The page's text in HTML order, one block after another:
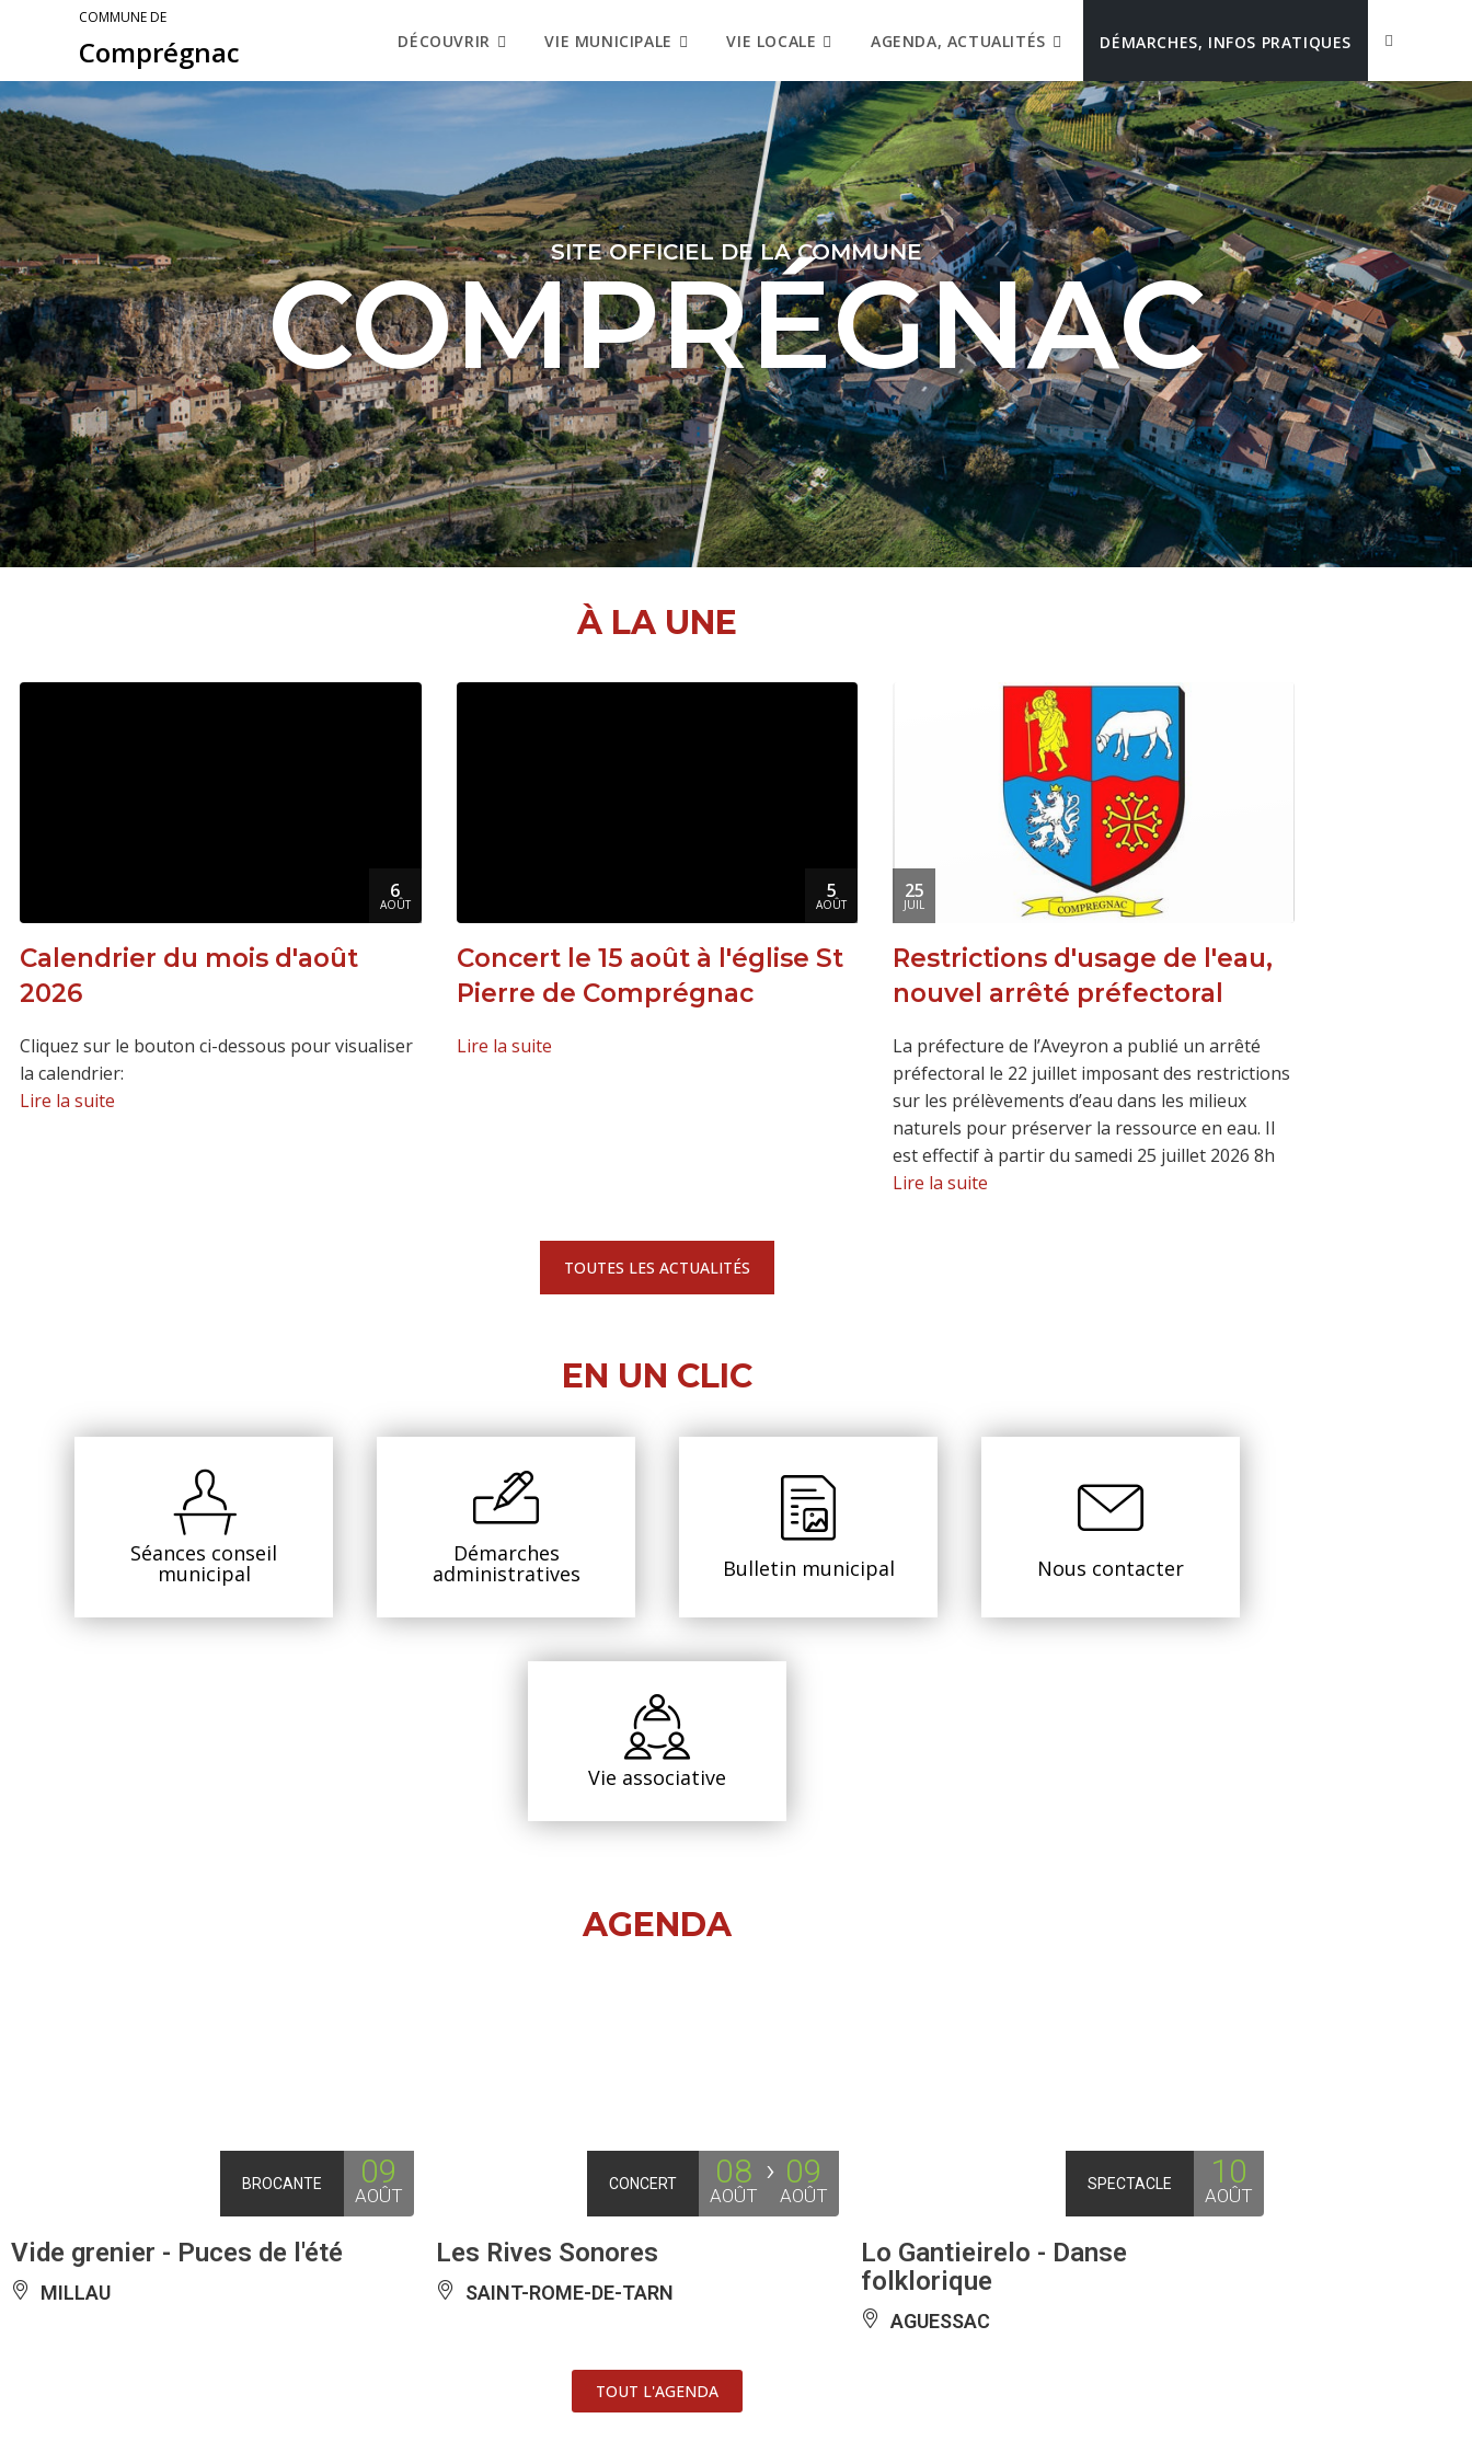
COMMUNE DE
Comprégnac DÉCOUVRIR VIE MUNICIPALE VIE LOCALE AGENDA, ACTUALITÉS DÉMARCHES, INFOS PRATIQUES
SITE OFFICIEL DE LA COMMUNE
COMPRÉGNAC
À LA UNE
6
AOÛT
Calendrier du mois d'août
2026
Cliquez sur le bouton ci-dessous pour visualiser
la calendrier:
Lire la suite
5
AOÛT
Concert le 15 août à l'église St
Pierre de Comprégnac
Lire la suite
25
JUIL
Restrictions d'usage de l'eau,
nouvel arrêté préfectoral
La préfecture de l’Aveyron a publié un arrêté
préfectoral le 22 juillet imposant des restrictions
sur les prélèvements d’eau dans les milieux
naturels pour préserver la ressource en eau. Il
est effectif à partir du samedi 25 juillet 2026 8h
Lire la suite
TOUTES LES ACTUALITÉS
EN UN CLIC
Séances conseil
municipal
Démarches
administratives Bulletin municipal Nous contacter
Vie associative
AGENDA
BROCANTE 09
AOÛT
Vide grenier - Puces de l'été
MILLAU
CONCERT 08
AOÛT
09
AOÛT
Les Rives Sonores
SAINT-ROME-DE-TARN
SPECTACLE 10
AOÛT
Lo Gantieirelo - Danse
folklorique
AGUESSAC
TOUT L'AGENDA